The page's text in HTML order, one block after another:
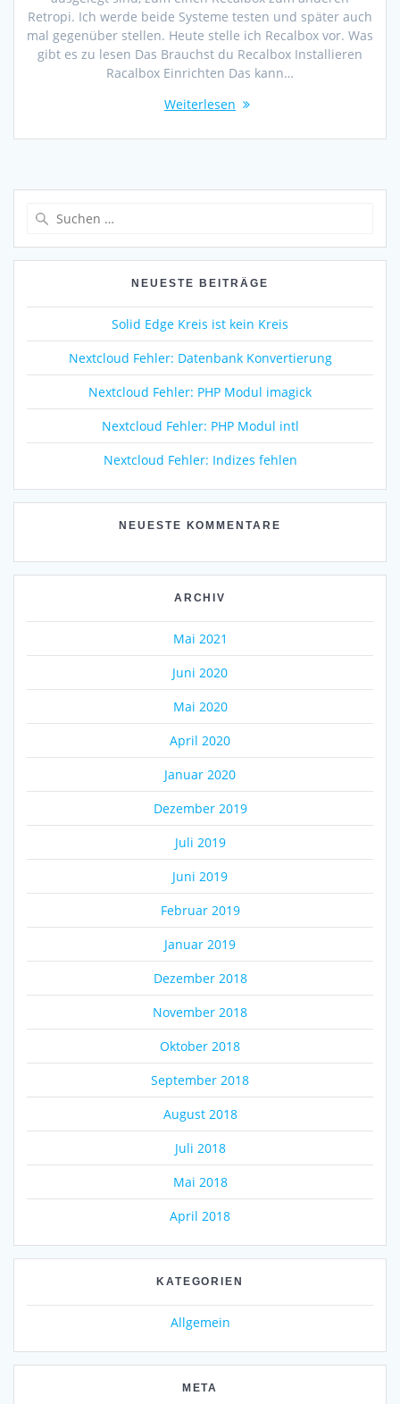
Retropi. Ich werde beide Systeme testen und später auch
mal gegenüber stellen. Heute stelle ich Recalbox vor. Was
gibt es zu lesen Das Brauchst du Recalbox Installieren
Racalbox Einrichten Das kann…
Weiterlesen
NEUESTE BEITRÄGE
Solid Edge Kreis ist kein Kreis
Nextcloud Fehler: Datenbank Konvertierung
Nextcloud Fehler: PHP Modul imagick
Nextcloud Fehler: PHP Modul intl
Nextcloud Fehler: Indizes fehlen
NEUESTE KOMMENTARE
ARCHIV
Mai 2021
Juni 2020
Mai 2020
April 2020
Januar 2020
Dezember 2019
Juli 2019
Juni 2019
Februar 2019
Januar 2019
Dezember 2018
November 2018
Oktober 2018
September 2018
August 2018
Juli 2018
Mai 2018
April 2018
KATEGORIEN
Allgemein
META